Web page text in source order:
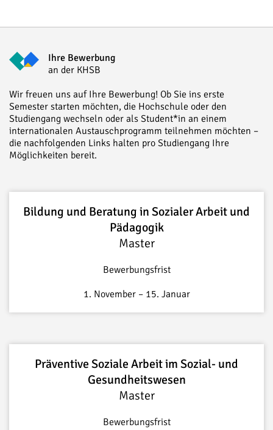
Ihre Bewerbung
an der KHSB
Wir freuen uns auf Ihre Bewerbung! Ob Sie ins erste
Semester starten möchten, die Hochschule oder den
Studiengang wechseln oder als Student*in an einem
internationalen Austauschprogramm teilnehmen möchten –
die nachfolgenden Links halten pro Studiengang Ihre
Möglichkeiten bereit.
Bildung und Beratung in Sozialer Arbeit und
Pädagogik
Master
Bewerbungsfrist
1. November – 15. Januar
Präventive Soziale Arbeit im Sozial- und
Gesundheitswesen
Master
Bewerbungsfrist